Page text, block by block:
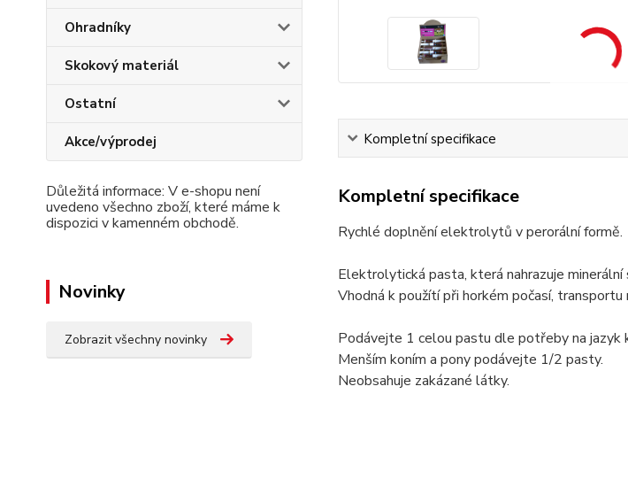
Ohradníky
Skokový materiál
Ostatní
Akce/výprodej
Důležitá informace: V e-shopu není
uvedeno všechno zboží, které máme k
dispozici v kamenném obchodě.
Novinky
Zobrazit všechny novinky
Kompletní specifikace
Kompletní specifikace
Rychlé doplnění elektrolytů v perorální formě.
Elektrolytická pasta, která nahrazuje
Vhodná k použítí při horkém počasí, transportu
Podávejte 1 celou pastu dle potřeby na jazyk
Menším koním a pony podávejte 1/2 pasty.
Neobsahuje zakázané látky.